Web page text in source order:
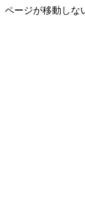
ページが移動しな